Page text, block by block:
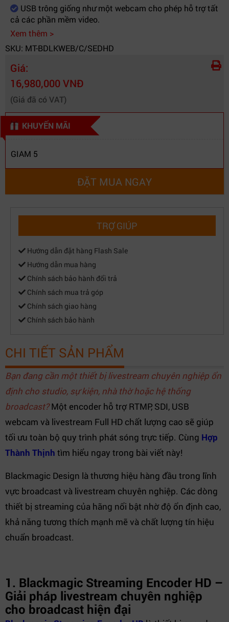
tương thích
OBS, Zoom, Teams, YouTube, Twitch...
Hệ điều hành
hỗ trợ
Windows, macOS, Linux, Chrome OS
Nguồn điện
Ứng dụng
USB trông giống như một webcam cho phép hỗ trợ tất
cả các phần mềm video.
Xem thêm >
SKU: MT-BDLKWEB/C/SEDHD
Giá:
16,980,000 VNĐ
(Giá đã có VAT)
KHUYẾN MÃI
GIAM 5
ĐẶT MUA NGAY
TRỢ GIÚP
Hướng dẫn đặt hàng Flash Sale
Hướng dẫn mua hàng
Chính sách bảo hành đổi trả
Chính sách mua trả góp
Chính sách giao hàng
Chính sách bảo hành
CHI TIẾT SẢN PHẨM
Bạn đang cần một thiết bị livestream chuyên nghiệp ổn
định cho studio, sự kiện, nhà thờ hoặc hệ thống
broadcast?Một encoder hỗ trợ RTMP, SDI, USB
webcam và livestream Full HD chất lượng cao sẽ giúp
tối ưu toàn bộ quy trình phát sóng trực tiếp. Cùng Hợp
Thành Thịnh tìm hiểu ngay trong bài viết này!
Blackmagic Design là thương hiệu hàng đầu trong lĩnh
vực broadcast và livestream chuyên nghiệp. Các dòng
thiết bị streaming của hãng nổi bật nhờ độ ổn định cao,
khả năng tương thích mạnh mẽ và chất lượng tín hiệu
chuẩn broadcast.
1. Blackmagic Streaming Encoder HD –
Giải pháp livestream chuyên nghiệp
cho broadcast hiện đại